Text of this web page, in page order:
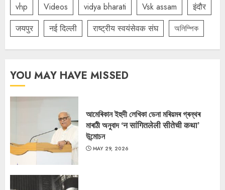
vhp
Videos vidya bharati Vsk assam
इंदौर
जयपुर
नई दिल्ली राष्ट्रीय स्वयंसेवक संघ অলিম্পিক
YOU MAY HAVE MISSED
আমেৰিকান ইহুদী লেখিকা ডেনা মৰিয়মৰ গ্ৰন্থৰ
মাৰাঠী অনুবাদ ‘न सांगितलेली सीतेची कथा’
উন্মোচন
MAY 29, 2026